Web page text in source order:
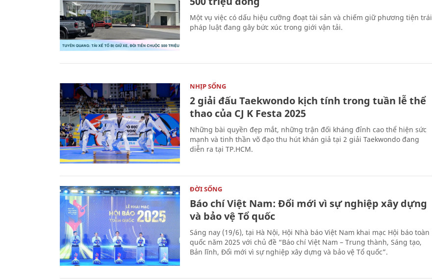
Một vụ việc có dấu hiệu cưỡng đoạt tài sản và chiếm giữ phương tiện trái
pháp luật đang gây bức xúc trong giới vận tải.
NHỊP SỐNG
2 giải đấu Taekwondo kịch tính trong tuần lễ thể
thao của CJ K Festa 2025
Những bài quyền đẹp mắt, những trận đối kháng đỉnh cao thể hiện sức
mạnh và tinh thần võ đạo thu hút khán giả tại 2 giải Taekwondo đang
diễn ra tại TP.HCM.
ĐỜI SỐNG
Báo chí Việt Nam: Đổi mới vì sự nghiệp xây dựng
và bảo vệ Tổ quốc
Sáng nay (19/6), tại Hà Nội, Hội Nhà báo Việt Nam khai mạc Hội báo toàn
quốc năm 2025 với chủ đề “Báo chí Việt Nam – Trung thành, Sáng tạo,
Bản lĩnh, Đổi mới vì sự nghiệp xây dựng và bảo vệ Tổ quốc”.